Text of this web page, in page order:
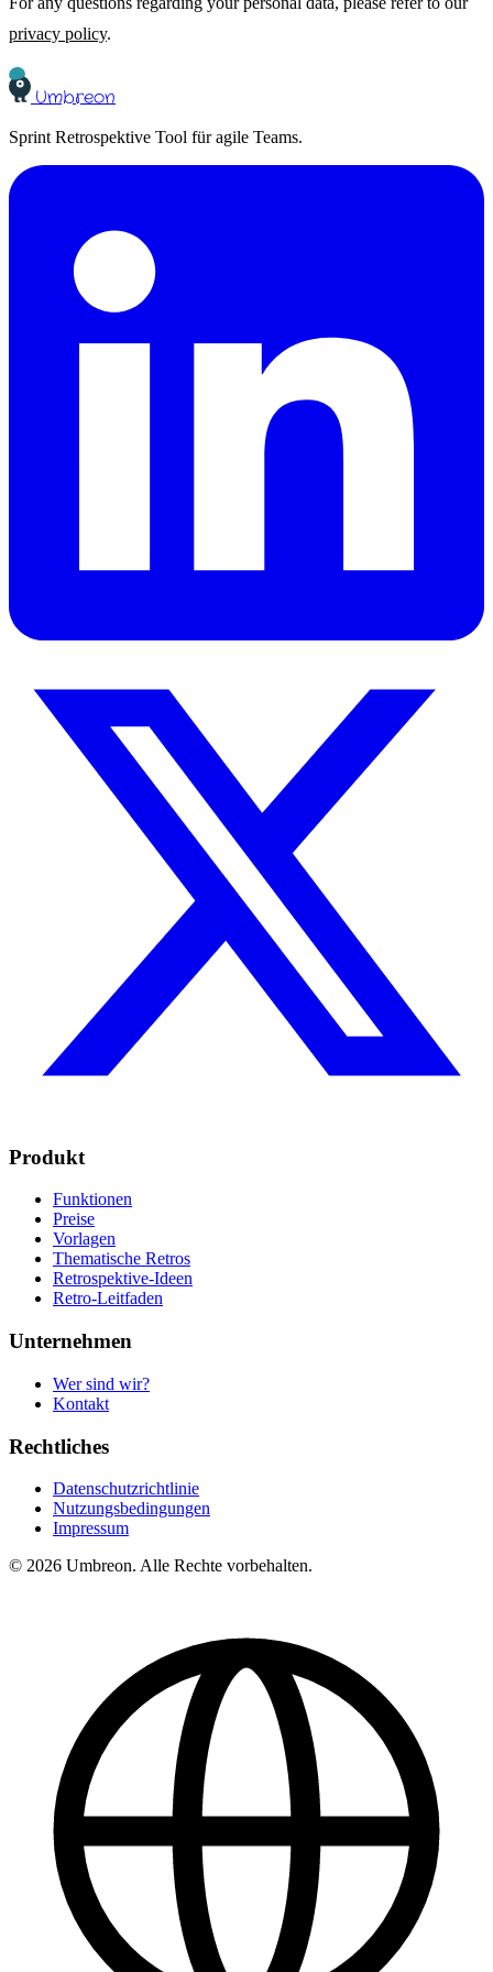
privacy policy.
Umbreon
Sprint Retrospektive Tool für agile Teams.
Produkt
Funktionen
Preise
Vorlagen
Thematische Retros
Retrospektive-Ideen
Retro-Leitfaden
Unternehmen
Wer sind wir?
Kontakt
Rechtliches
Datenschutzrichtlinie
Nutzungsbedingungen
Impressum
© 2026 Umbreon. Alle Rechte vorbehalten.